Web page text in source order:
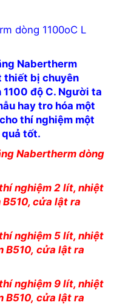
dòng 1100oC L
Nabertherm
thiết bị chuyên
độ C. Người ta
hay tro hóa một
thí nghiệm một
quả tốt.
Nabertherm dòng
nghiệm 2 lít, nhiệt
cửa lật ra
nghiệm 5 lít, nhiệt
B510, cửa lật ra
nghiệm 9 lít, nhiệt
B510, cửa lật ra